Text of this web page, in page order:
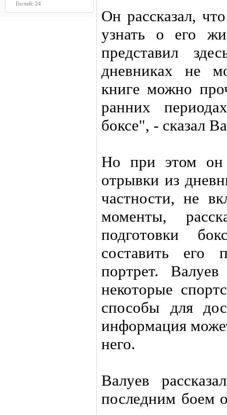
Гостей: 24
Он рассказал,
узнать о его
представил
дневниках не
книге можно
ранних
боксе", - сказал
Но при этом он
отрывки из
частности, не
моменты,
подготовки
составить его
портрет.
некоторые
способы для
информация
него.
Валуев
последним боем